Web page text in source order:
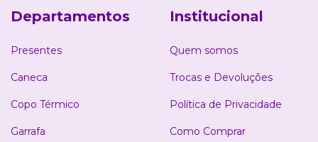
Departamentos
Presentes
Caneca
Copo Térmico
Garrafa
Institucional
Quem somos
Trocas e Devoluções
Política de Privacidade
Como Comprar